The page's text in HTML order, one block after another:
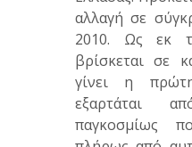
αλλαγή σε
2010. Ως εκ
βρίσκεται σε
γίνει η
εξαρτάται
παγκοσμίως